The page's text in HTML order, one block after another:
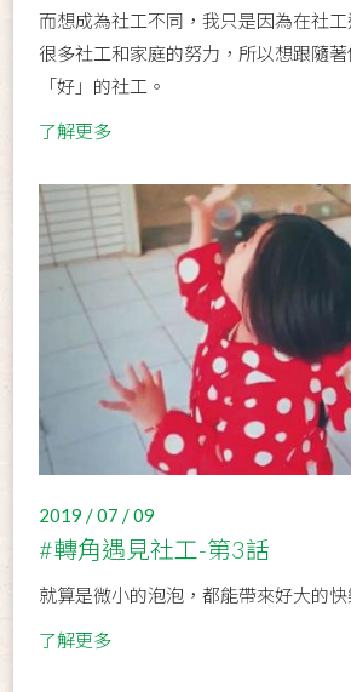
而想成為社工不同，我只是因為在社
很多社工和家庭的努力，所以想跟隨
「好」的社工。
了解更多
2019 / 07 / 09
#轉角遇見社工-第3話
就算是微小的泡泡，都能帶來好大的快
了解更多